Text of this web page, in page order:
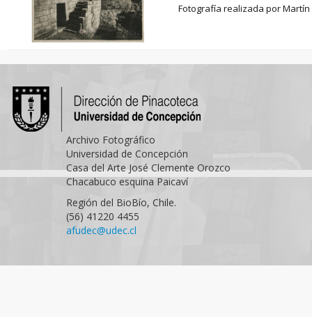
Fotografía realizada por
Archivo Fotográfico
Universidad de Concepción
Casa del Arte José Clemente Orozco
Chacabuco esquina Paicaví
Región del BioBío, Chile.
(56) 41220 4455
afudec@udec.cl